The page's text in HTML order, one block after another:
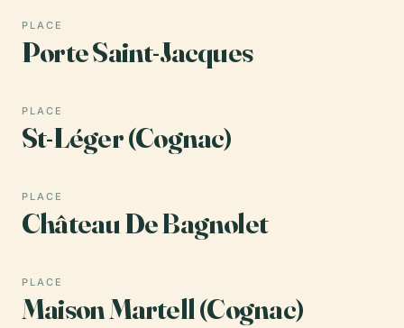
PLACE
Porte Saint-Jacques
PLACE
St-Léger (Cognac)
PLACE
Château De Bagnolet
PLACE
Maison Martell (Cognac)